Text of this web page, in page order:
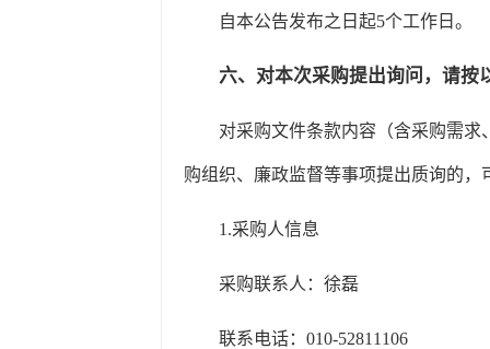
自本公告发布之日起5个工作日。
六、 对本次采购提出询问，请按
对采购文件条款内容（含采购需
购组织、廉政监督等事项提出质询的
1.采购人信息
采购联系人：徐磊
联系电话： 010-52811106